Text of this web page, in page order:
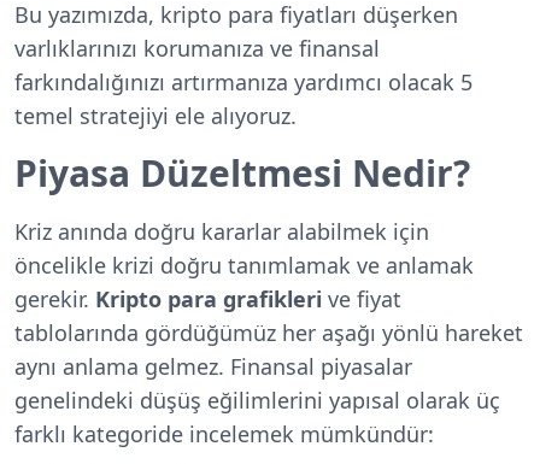
Bu yazımızda, kripto para fiyatları düşerken
varlıklarınızı korumanıza ve finansal
farkındalığınızı artırmanıza yardımcı olacak 5
temel stratejiyi ele alıyoruz.
Piyasa Düzeltmesi Nedir?
Kriz anında doğru kararlar alabilmek için
öncelikle krizi doğru tanımlamak ve anlamak
gerekir. Kripto para grafikleri ve fiyat
tablolarında gördüğümüz her aşağı yönlü hareket
aynı anlama gelmez. Finansal piyasalar
genelindeki düşüş eğilimlerini yapısal olarak üç
farklı kategoride incelemek mümkündür: